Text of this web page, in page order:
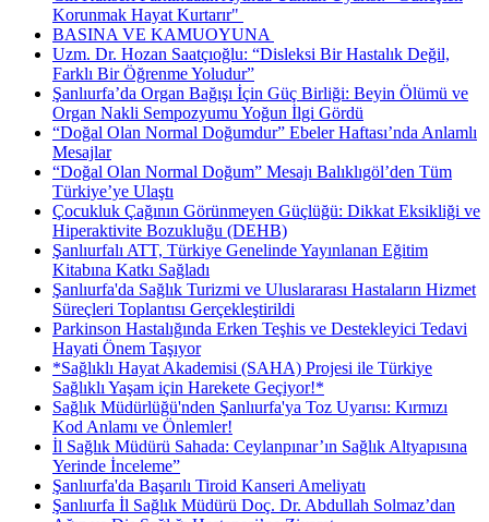
Korunmak Hayat Kurtarır" ​
BASINA VE KAMUOYUNA ​
Uzm. Dr. Hozan Saatçıoğlu: “Disleksi Bir Hastalık Değil,
Farklı Bir Öğrenme Yoludur”
Şanlıurfa’da Organ Bağışı İçin Güç Birliği: Beyin Ölümü ve
Organ Nakli Sempozyumu Yoğun İlgi Gördü
“Doğal Olan Normal Doğumdur” Ebeler Haftası’nda Anlamlı
Mesajlar
“Doğal Olan Normal Doğum” Mesajı Balıklıgöl’den Tüm
Türkiye’ye Ulaştı
Çocukluk Çağının Görünmeyen Güçlüğü: Dikkat Eksikliği ve
Hiperaktivite Bozukluğu (DEHB)
Şanlıurfalı ATT, Türkiye Genelinde Yayınlanan Eğitim
Kitabına Katkı Sağladı
Şanlıurfa'da Sağlık Turizmi ve Uluslararası Hastaların Hizmet
Süreçleri Toplantısı Gerçekleştirildi
Parkinson Hastalığında Erken Teşhis ve Destekleyici Tedavi
Hayati Önem Taşıyor
*Sağlıklı Hayat Akademisi (SAHA) Projesi ile Türkiye
Sağlıklı Yaşam için Harekete Geçiyor!*
Sağlık Müdürlüğü'nden Şanlıurfa'ya Toz Uyarısı: Kırmızı
Kod Anlamı ve Önlemler!
İl Sağlık Müdürü Sahada: Ceylanpınar’ın Sağlık Altyapısına
Yerinde İnceleme”
Şanlıurfa'da Başarılı Tiroid Kanseri Ameliyatı
Şanlıurfa İl Sağlık Müdürü Doç. Dr. Abdullah Solmaz’dan